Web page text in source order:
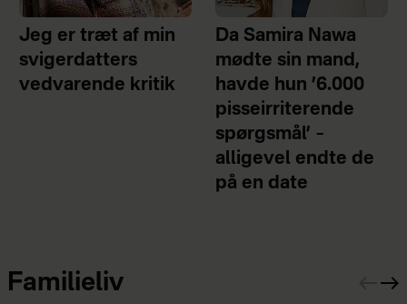
Jeg er træt af min
svigerdatters
vedvarende kritik
Da Samira Nawa
mødte sin mand,
havde hun ’6.000
pisseirriterende
spørgsmål’ –
alligevel endte de
på en date
Familieliv